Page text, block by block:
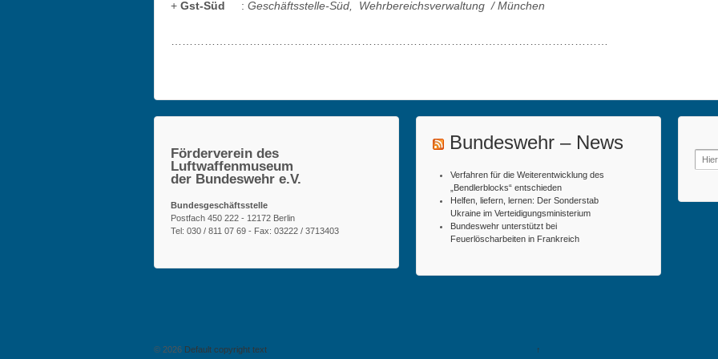
+ Gst-Süd : Geschäftsstelle-Süd, Wehrbereichsverwaltung / München
Förderverein des
Luftwaffenmuseum
der Bundeswehr e.V.
Bundesgeschäftsstelle
Postfach 450 222 - 12172 Berlin
Tel: 030 / 811 07 69 - Fax: 03222 / 3713403
Bundeswehr – News
Verfahren für die Weiterentwicklung des
„Bendlerblocks“ entschieden
Helfen, liefern, lernen: Der Sonderstab
Ukraine im Verteidigungsministerium
Bundeswehr unterstützt bei
Feuerlöscharbeiten in Frankreich
nach:
© 2026 Default copyright text ↑